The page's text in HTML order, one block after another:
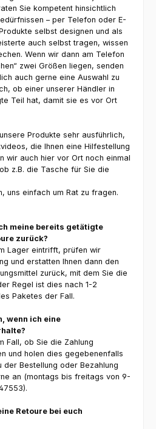
Sie kompetent hinsichtlich
– per Telefon oder E-
selbst designen und als
auch selbst tragen, wissen
Wenn wir dann am Telefon
zwei Größen liegen, senden
auch gerne eine Auswahl zu
ob einer unserer Händler in
Teil hat, damit sie es vor Ort
Produkte sehr ausführlich,
die Ihnen eine Hilfestellung
wir auch hier vor Ort noch einmal
z.B. die Tasche für Sie die
uns einfach um Rat zu fragen.
meine bereits getätigte
zurück?
Lager eintrifft, prüfen wir
und erstatten Ihnen dann den
zurück, mit dem Sie die
Regel ist dies nach 1-2
Paketes der Fall.
wenn ich eine
Fall, ob Sie die Zahlung
und holen dies gegebenenfalls
der Bestellung oder Bezahlung
an (montags bis freitags von 9-
Retoure bei euch